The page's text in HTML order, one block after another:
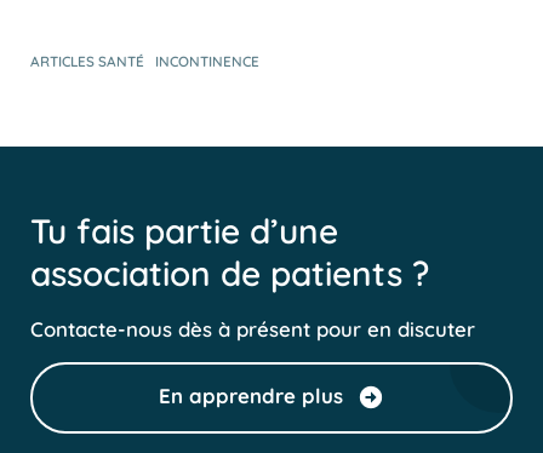
ARTICLES SANTÉ INCONTINENCE
Tu fais partie d’une
association de patients ?
Contacte-nous dès à présent pour en discuter
En apprendre plus